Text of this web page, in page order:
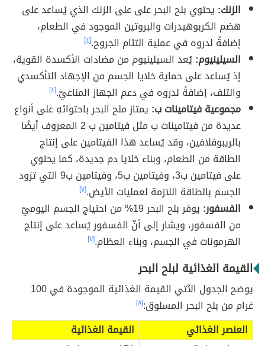
الزنك: يحتوي بلح البحر على على الزنك الذي يُساعد على
هضم الكربوهيدرات والبروتين الموجود في الطعام،
إضافةً لدروه في عملية التئام الجروح.[٤]
السيلينيوم:يُعد السيلينيوم من مضادات الأكسدة القوية،
إذ يُساعد على حماية خلايا الجسم من الإجهاد التأكسدي
والتلف، إضافةً لدروه في دعم الجهاز المناعيّ.[٤]
مجموعية فيتامينات ب: يمتاز ملح البحر باحتوائهِ على أنواع
عديدة من فيتامينات ب مثل فيتامين ب 2 المعروف أيضًا
بالريبوفلافين، وقد يُساعد هذا الفيتامين على إنتاج
الطاقة من الطعام، وبناء خلايا دم جديدة، كما يحتوي
على فيتامين ب3، وفيتامين ب5، وفيتامين ب9 التي تزود
الجسم بالطاقة اللازمة لعمليات الأيض.[٧]
الفسفور:
يوفر بلح البحر 19% من احتياج الجسم اليوميّ
من الفسفور، ويشار إلى أنّ الفسفور يُساعد على إنتاج
الهرمونات في الجسم، وبناء العظام.[٧]
القيمة الغذائية لبلح البحر
يوضح الجدول الآتي القيمة الغذائية الموجودة في 100
غرام من بلح البحر المسلوق:[٨]
العنصر الغذائي
القيمة الغذائية